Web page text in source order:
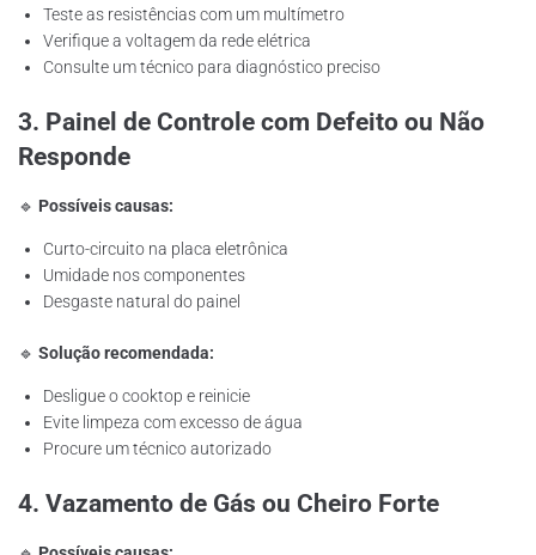
Teste as resistências com um multímetro
Verifique a voltagem da rede elétrica
Consulte um técnico para diagnóstico preciso
3. Painel de Controle com Defeito ou Não
Responde
🔹 Possíveis causas:
Curto-circuito na placa eletrônica
Umidade nos componentes
Desgaste natural do painel
🔹 Solução recomendada:
Desligue o cooktop e reinicie
Evite limpeza com excesso de água
Procure um técnico autorizado
4. Vazamento de Gás ou Cheiro Forte